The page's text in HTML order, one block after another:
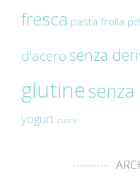
fresca pasta frolla
d'acero senza
glutinesenza
yogurt zucca